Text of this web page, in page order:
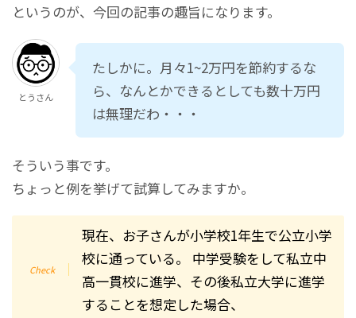
というのが、今回の記事の趣旨になります。
とうさん
たしかに。月々1~2万円を節約するな
ら、なんとかできるとしても数十万円
は無理だわ・・・
そういう事です。
ちょっと例を挙げて試算してみますか。
現在、お子さんが小学校1年生で公立小学
校に通っている。 中学受験をして私立中
高一貫校に進学、その後私立大学に進学
することを想定した場合、